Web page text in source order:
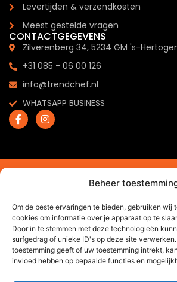
Beheer
Om de beste ervaringen te bieden, gebruiken wij
cookies om informatie over je apparaat op te
Door in te stemmen met deze technologieën
surfgedrag of unieke ID's op deze site
toestemming geeft of uw toestemming intrekt,
invloed hebben op bepaalde functies en
Levertijden & verzendkosten
Meest gestelde vragen
CONTACTGEGEVENS
Zilverenberg 34, 5234 GM 's-
+31 085 - 06 00 126
info@trendchef.nl
WHATSAPP BUSINESS
Website gemaakt door